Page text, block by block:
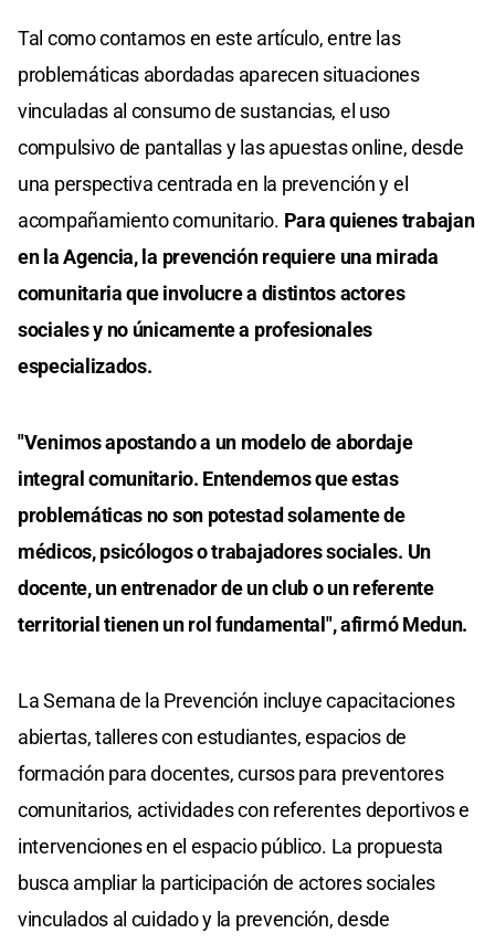
Tal como contamos en este artículo, entre las
problemáticas abordadas aparecen situaciones
vinculadas al consumo de sustancias, el uso
compulsivo de pantallas y las apuestas online, desde
una perspectiva centrada en la prevención y el
acompañamiento comunitario. Para quienes trabajan
en la Agencia, la prevención requiere una mirada
comunitaria que involucre a distintos actores
sociales y no únicamente a profesionales
especializados.
"Venimos apostando a un modelo de abordaje
integral comunitario. Entendemos que estas
problemáticas no son potestad solamente de
médicos, psicólogos o trabajadores sociales. Un
docente, un entrenador de un club o un referente
territorial tienen un rol fundamental", afirmó Medun.
La Semana de la Prevención incluye capacitaciones
abiertas, talleres con estudiantes, espacios de
formación para docentes, cursos para preventores
comunitarios, actividades con referentes deportivos e
intervenciones en el espacio público. La propuesta
busca ampliar la participación de actores sociales
vinculados al cuidado y la prevención, desde